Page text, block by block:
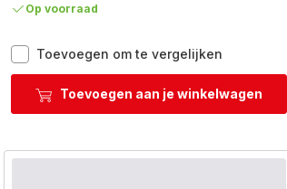
Toevoegen om te vergelijkenOptiGrill+
XL
GC728D
grilltang
Toevoegen aan je winkelwagen
Op voorraad